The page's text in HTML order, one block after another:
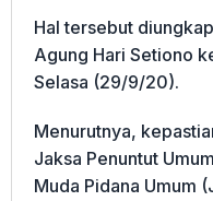
Hal tersebut
Agung Hari Setiono
Selasa (29/9/20).
Menurutnya,
Jaksa Penuntut
Muda Pidana Umum